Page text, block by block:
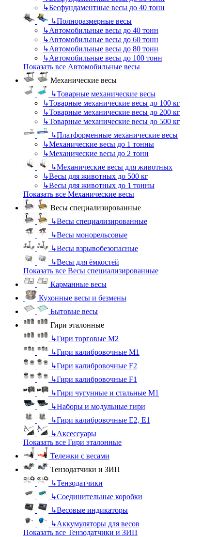
↳Бесфундаментные весы до 40 тонн
↳Полноразмерные весы
↳Автомобильные весы до 40 тонн
↳Автомобильные весы до 60 тонн
↳Автомобильные весы до 80 тонн
↳Автомобильные весы до 100 тонн
Показать все Автомобильные весы
Механические весы
↳Товарные механические весы
↳Товарные механические весы до 100 кг
↳Товарные механические весы до 200 кг
↳Товарные механические весы до 500 кг
↳Платформенные механические весы
↳Механические весы до 1 тонны
↳Механические весы до 2 тонн
↳Механические весы для животных
↳Весы для животных до 500 кг
↳Весы для животных до 1 тонны
Показать все Механические весы
Весы специализированные
↳Весы специализированные
↳Весы монорельсовые
↳Весы взрывобезопасные
↳Весы для ёмкостей
Показать все Весы специализированные
Карманные весы
Кухонные весы и безмены
Бытовые весы
Гири эталонные
↳Гири торговые М2
↳Гири калибровочные М1
↳Гири калибровочные F2
↳Гири калибровочные F1
↳Гири чугунные и стальные М1
↳Наборы и модульные гири
↳Гири калибровочные E2, Е1
↳Аксессуары
Показать все Гири эталонные
Тележки с весами
Тензодатчики и ЗИП
↳Тензодатчики
↳Соединительные коробки
↳Весовые индикаторы
↳Аккумуляторы для весов
Показать все Тензодатчики и ЗИП